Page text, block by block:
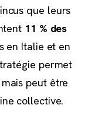
que leurs
11 % des
en Italie et en
permet
peut être
collective.